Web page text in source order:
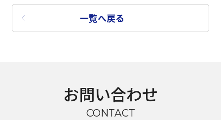
一覧へ戻る
お問い合わせ
CONTACT